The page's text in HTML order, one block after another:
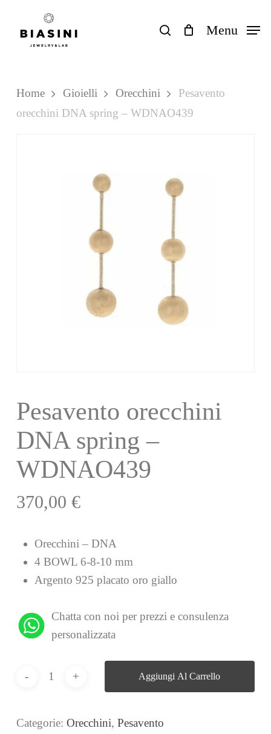
search Menu
Carrello
Close
Cart
Home Gioielli Orecchini
Pesavento
orecchini DNA spring – WDNAO439
Pesavento orecchini
DNA spring –
WDNAO439
370,00 €
Orecchini – DNA
4 BOWL 6-8-10 mm
Argento 925 placato oro giallo
Chatta con noi per prezzi e consulenza
personalizzata
Aggiungi Al Carrello
Categorie: Orecchini, Pesavento